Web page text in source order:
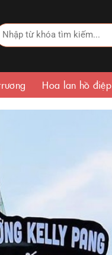
Hoa lan hồ điệp